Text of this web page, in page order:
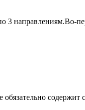
3 направлениям.Во-